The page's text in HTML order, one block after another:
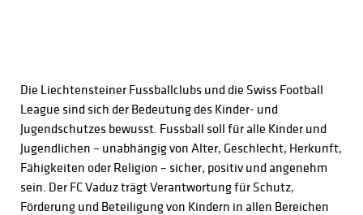
Die Liechtensteiner Fussballclubs und die Swiss Football
League sind sich der Bedeutung des Kinder- und
Jugendschutzes bewusst. Fussball soll für alle Kinder und
Jugendlichen – unabhängig von Alter, Geschlecht, Herkunft,
Fähigkeiten oder Religion – sicher, positiv und angenehm
sein. Der FC Vaduz trägt Verantwortung für Schutz,
Förderung und Beteiligung von Kindern in allen Bereichen